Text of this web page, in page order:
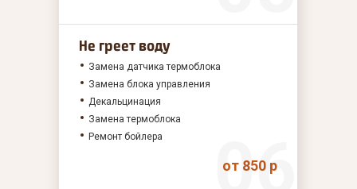
Не греет воду
Замена датчика термоблока
Замена блока управления
Декальцинация
Замена термоблока
Ремонт бойлера
от 850 р